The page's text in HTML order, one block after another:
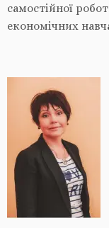
самостійної
економічних